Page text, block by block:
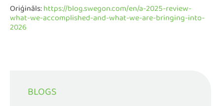
BLOGS
Oriģināls:https://blog.swegon.com/en/a-2025-review-
what-we-accomplished-and-what-we-are-bringing-into-
2026